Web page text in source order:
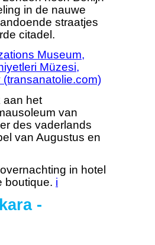
in de nauwe
straatjes
citadel.
Museum,
Müzesi,
aan het
van
des vaderlands
van Augustus en
in hotel
boutique. i
-